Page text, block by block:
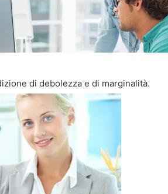
di debolezza e di marginalità.